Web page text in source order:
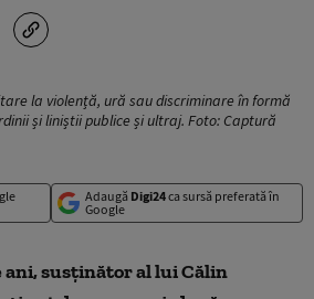
la violență, ură sau discriminare în formă
și liniștii publice și ultraj. Foto: Captură
Adaugă Digi24ca sursă preferată în
Google
ani, susţinător al lui Călin